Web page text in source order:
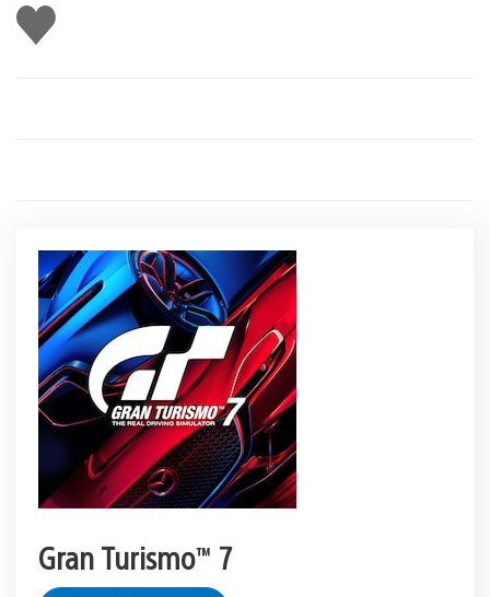
Gefällt
mir
Gran Turismo™ 7